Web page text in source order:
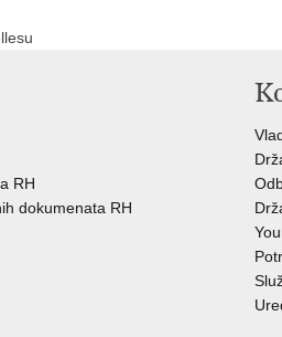
RH
dokumenata RH